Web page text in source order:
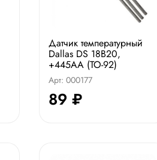
Датчик температурный
Dallas DS 18B20,
+445AA (TO-92)
Арт: 000177
89 ₽